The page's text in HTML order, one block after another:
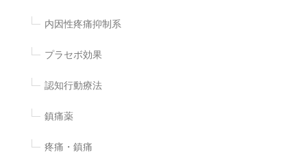
内因性疼痛抑制系
プラセボ効果
認知行動療法
鎮痛薬
疼痛・鎮痛